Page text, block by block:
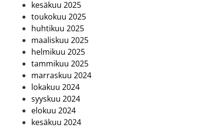
kesäkuu 2025
toukokuu 2025
huhtikuu 2025
maaliskuu 2025
helmikuu 2025
tammikuu 2025
marraskuu 2024
lokakuu 2024
syyskuu 2024
elokuu 2024
kesäkuu 2024